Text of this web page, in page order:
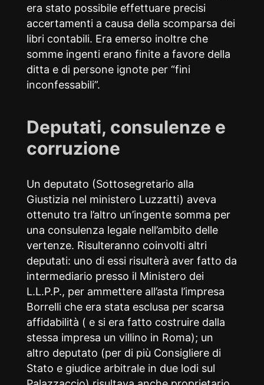
era stato possibile effettuare precisi
accertamenti a causa della scomparsa dei
libri contabili. Era emerso inoltre che
somme ingenti erano finite a favore della
ditta e di persone ignote per “fini
inconfessabili”.
Deputati, consulenze e
corruzione
Un deputato (Sottosegretario alla
Giustizia nel ministero Luzzatti) aveva
ottenuto tra l’altro un’ingente somma per
una consulenza legale nell’ambito delle
vertenze. Risulteranno coinvolti altri
deputati: uno di essi risulterà aver fatto da
intermediario presso il Ministero dei
L.L.P.P., per ammettere all’asta l’impresa
Borrelli che era stata esclusa per scarsa
affidabilità ( e si era fatto costruire dalla
stessa impresa un villino in Roma); un
altro deputato (per di più Consigliere di
Stato e giudice arbitrale in due lodi sul